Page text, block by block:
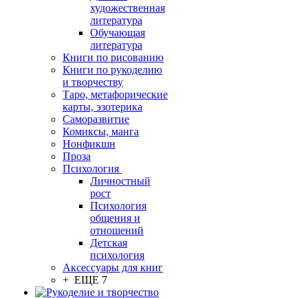
художественная
литература
Обучающая
литература
Книги по рисованию
Книги по рукоделию
и творчеству
Таро, метафорические
карты, эзотерика
Саморазвитие
Комиксы, манга
Нонфикшн
Проза
Психология
Личностный
рост
Психология
общения и
отношений
Детская
психология
Аксессуары для книг
+ ЕЩЕ 7